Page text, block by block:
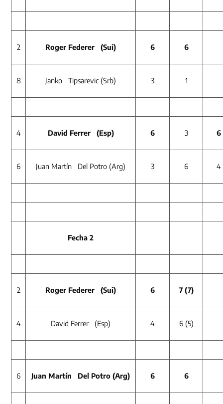
2 Roger Federer (Sui) 6 6
8 Janko Tipsarevic (Srb) 3 1
4 David Ferrer (Esp) 6 3 6
6 Juan Martín Del Potro (Arg) 3 6 4
Fecha 2
2 Roger Federer (Sui) 6 7 (7)
4 David Ferrer (Esp) 4 6 (5)
6 Juan Martín Del Potro (Arg) 6 6